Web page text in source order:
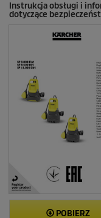
Instrukcja obsługi i
dotyczące
POBIERZ